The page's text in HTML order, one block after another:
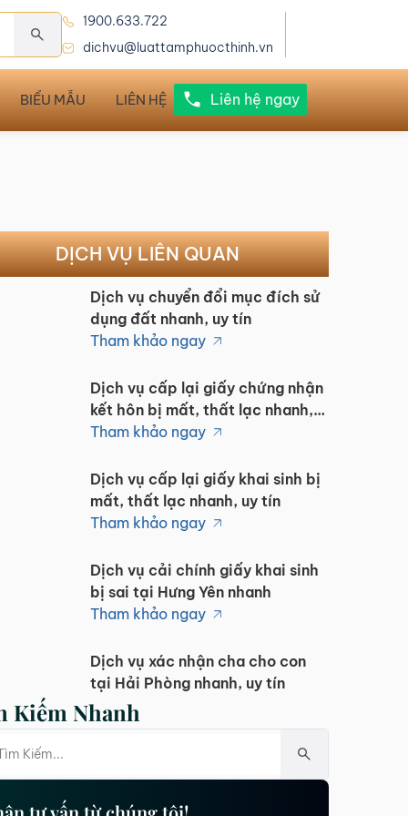
1900.633.722
dichvu@luattamphuocthinh.vn
BIỂU MẪU LIÊN HỆ Liên hệ ngay
DỊCH VỤ LIÊN QUAN
Dịch vụ chuyển đổi mục đích sử
dụng đất nhanh, uy tín
Tham khảo ngay
Dịch vụ cấp lại giấy chứng nhận
kết hôn bị mất, thất lạc nhanh,
uy tín
Tham khảo ngay
Dịch vụ cấp lại giấy khai sinh bị
mất, thất lạc nhanh, uy tín
Tham khảo ngay
Dịch vụ cải chính giấy khai sinh
bị sai tại Hưng Yên nhanh
Tham khảo ngay
Dịch vụ xác nhận cha cho con
tại Hải Phòng nhanh, uy tín
Tham khảo ngay
Dịch vụ cấp đổi sổ đỏ đất chữ T
thổ cư tại Hà Nội uy tín
Kiếm Nhanh